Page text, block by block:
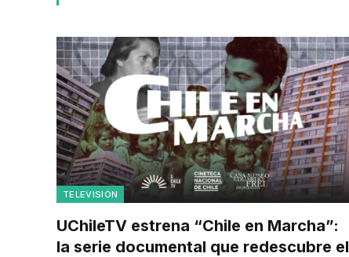
TELEVISIÓN
UChileTV estrena “Chile en Marcha”:
la serie documental que redescubre el